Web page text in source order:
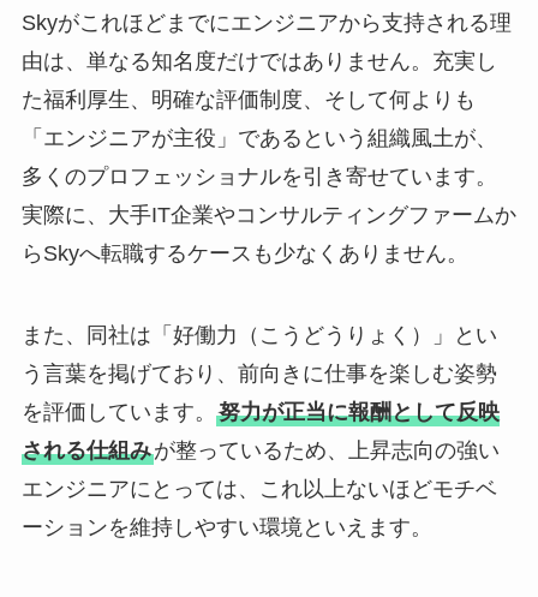
Skyがこれほどまでにエンジニアから支持される理
由は、単なる知名度だけではありません。充実し
た福利厚生、明確な評価制度、そして何よりも
「エンジニアが主役」であるという組織風土が、
多くのプロフェッショナルを引き寄せています。
実際に、大手IT企業やコンサルティングファームか
らSkyへ転職するケースも少なくありません。
また、同社は「好働力（こうどうりょく）」とい
う言葉を掲げており、前向きに仕事を楽しむ姿勢
を評価しています。 努力が正当に報酬として反映
される仕組みが整っているため、上昇志向の強い
エンジニアにとっては、これ以上ないほどモチベ
ーションを維持しやすい環境といえます。